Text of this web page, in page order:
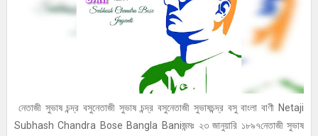
নেতাজী সুভাষ চন্দ্র বসুনেতাজী সুভাষ চন্দ্র বসুনেতাজী সুভাষচন্দ্র বসু বাংলা বাণী Netaji
Subhash Chandra Bose Bangla Baniজন্মঃ ২৩ জানুয়ারি ১৮৯৭নেতাজী সুভাষ